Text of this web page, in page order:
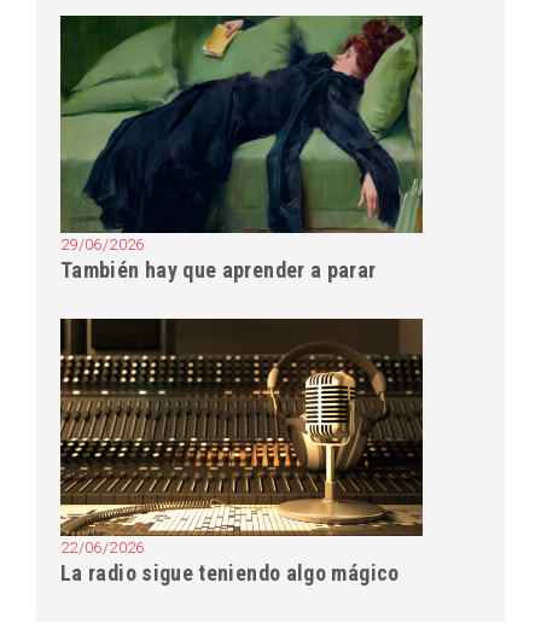
29/06/2026
También hay que aprender a parar
22/06/2026
La radio sigue teniendo algo mágico